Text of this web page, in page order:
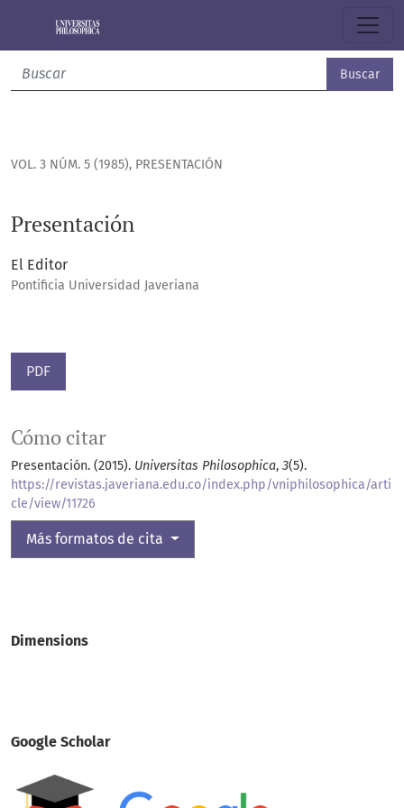
Buscar
VOL. 3 NÚM. 5 (1985), PRESENTACIÓN
Presentación
El Editor
Pontificia Universidad Javeriana
PDF
Cómo citar
Presentación. (2015). Universitas Philosophica, 3(5).
https://revistas.javeriana.edu.co/index.php/vniphilosophica/arti
cle/view/11726
Más formatos de cita
Dimensions
Google Scholar